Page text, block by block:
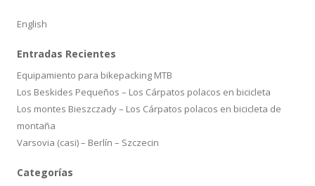
English
Entradas Recientes
Equipamiento para bikepacking MTB
Los Beskides Pequeños – Los Cárpatos polacos en bicicleta
Los montes Bieszczady – Los Cárpatos polacos en bicicleta de
montaña
Varsovia (casi) – Berlín – Szczecin
Categorías